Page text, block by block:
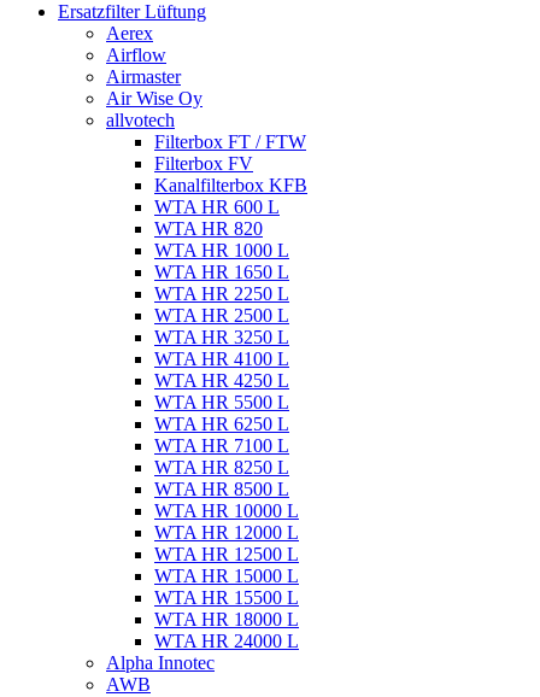
Ersatzfilter Lüftung
Aerex
Airflow
Airmaster
Air Wise Oy
allvotech
Filterbox FT / FTW
Filterbox FV
Kanalfilterbox KFB
WTA HR 600 L
WTA HR 820
WTA HR 1000 L
WTA HR 1650 L
WTA HR 2250 L
WTA HR 2500 L
WTA HR 3250 L
WTA HR 4100 L
WTA HR 4250 L
WTA HR 5500 L
WTA HR 6250 L
WTA HR 7100 L
WTA HR 8250 L
WTA HR 8500 L
WTA HR 10000 L
WTA HR 12000 L
WTA HR 12500 L
WTA HR 15000 L
WTA HR 15500 L
WTA HR 18000 L
WTA HR 24000 L
Alpha Innotec
AWB